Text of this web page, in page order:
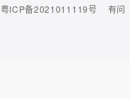
粤ICP备2021011119号
有问